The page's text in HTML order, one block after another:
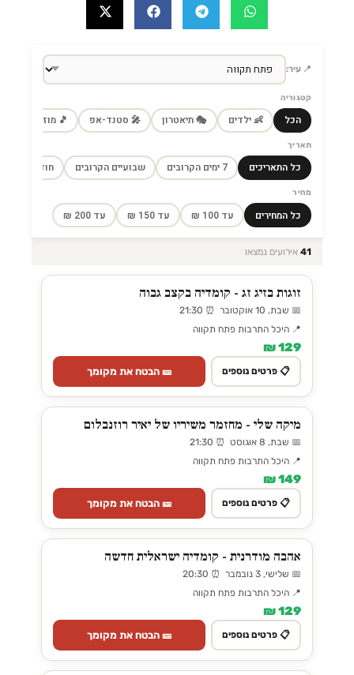
📍 עיר:
קטגוריה
הכל 👶 ילדים 🎭 תיאטרון 🎤 סטנד-אפ 🎵 מוזיקה
תאריך
כל התאריכים 7 ימים הקרובים שבועיים הקרובים חודש הקרוב
מחיר
כל המחירים עד 100 ₪ עד 150 ₪ עד 200 ₪
41 אירועים נמצאו
זוגות בזיג זג - קומדיה בקצב גבוה
📅 שבת, 10 אוקטובר ⏰ 21:30
📍 היכל התרבות פתח תקווה
129 ₪
📋 פרטים נוספים 🎫 הבטח את מקומך
מיקה שלי - מחזמר משיריו של יאיר רוזנבלום
📅 שבת, 8 אוגוסט ⏰ 21:30
📍 היכל התרבות פתח תקווה
149 ₪
📋 פרטים נוספים 🎫 הבטח את מקומך
אהבה מודרנית - קומדיה ישראלית חדשה
📅 שלישי, 3 נובמבר ⏰ 20:30
📍 היכל התרבות פתח תקווה
129 ₪
📋 פרטים נוספים 🎫 הבטח את מקומך